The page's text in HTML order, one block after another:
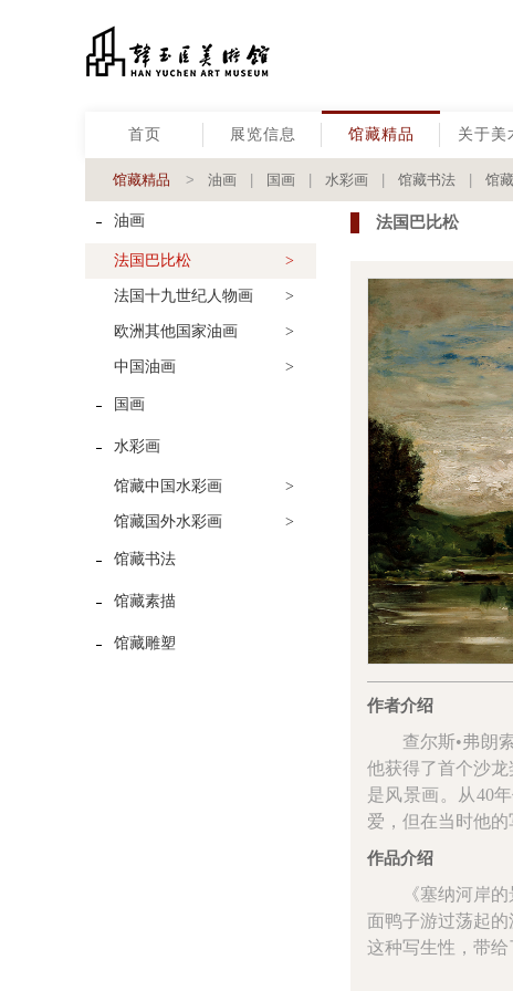
首页 展览信息 馆藏精品 关于美
馆藏精品 > 油画 国画 水彩画 馆藏书法 馆
油画
法国巴比松
>
法国十九世纪人物画
>
欧洲其他国家油画
>
中国油画
>
国画
水彩画
馆藏中国水彩画
>
馆藏国外水彩画
>
馆藏书法
馆藏素描
馆藏雕塑
法国巴比松
作者介绍
查尔斯•弗朗索
他获得了首个沙
是风景画。从40
爱，但在当时他的
作品介绍
《塞纳河岸的景
面鸭子游过荡起
这种写生性，带给